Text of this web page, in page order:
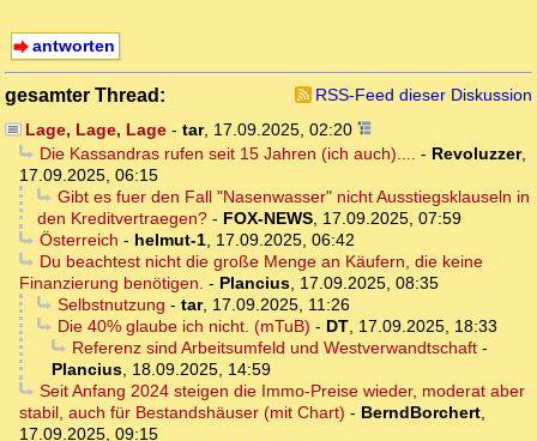
antworten
gesamter Thread:
RSS-Feed dieser Diskussion
Lage, Lage, Lage- tar, 17.09.2025, 02:20
Die Kassandras rufen seit 15 Jahren (ich auch).... - Revoluzzer,
17.09.2025, 06:15
Gibt es fuer den Fall "Nasenwasser" nicht Ausstiegsklauseln in
den Kreditvertraegen? - FOX-NEWS, 17.09.2025, 07:59
Österreich - helmut-1, 17.09.2025, 06:42
Du beachtest nicht die große Menge an Käufern, die keine
Finanzierung benötigen. - Plancius, 17.09.2025, 08:35
Selbstnutzung - tar, 17.09.2025, 11:26
Die 40% glaube ich nicht. (mTuB) - DT, 17.09.2025, 18:33
Referenz sind Arbeitsumfeld und Westverwandtschaft-
Plancius, 18.09.2025, 14:59
Seit Anfang 2024 steigen die Immo-Preise wieder, moderat aber
stabil, auch für Bestandshäuser (mit Chart) - BerndBorchert,
17.09.2025, 09:15